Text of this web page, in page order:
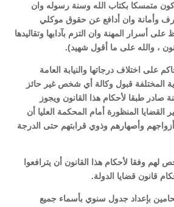
متمسكا بكتاب الله وسنة رسوله وان
وأمانة وان أدافع عن حقوق موكلي
أسرار المهنة وان التزم بآدابها وتقاليدها
، والله على ما أقول شهيد).
على اختلاف درجاتها والنيابة العامة
المختلفة قبول وكالة أي شخص غير حائز
صادر طبقا لأحكام هذا القانون ويجوز
المنظورة أمام المحكمة العليا أن
أزواجهم وأصهارهم وذوي قرابتهم حتى الدرجة
وفقا لأحكام هذا القانون أن يترافعوا
قانون قضايا الدولة.
المحامين بإعداد جدول سنوي بأسماء جميع